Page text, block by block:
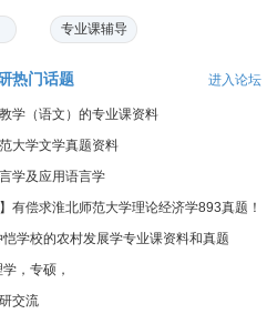
专业课辅导
热门话题 进入论坛
学（语文）的专业课资料
大学文学真题资料
学及应用语言学
】有偿求淮北师范大学理论经济学893真题！
学校的农村发展学专业课资料和真题
，专硕，
交流